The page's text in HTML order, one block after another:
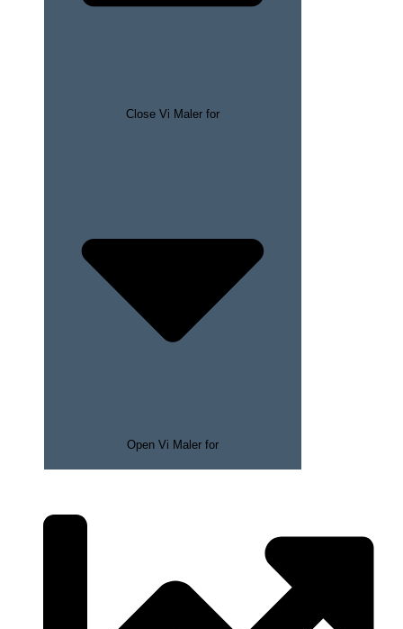
Close Vi Maler for
Open Vi Maler for